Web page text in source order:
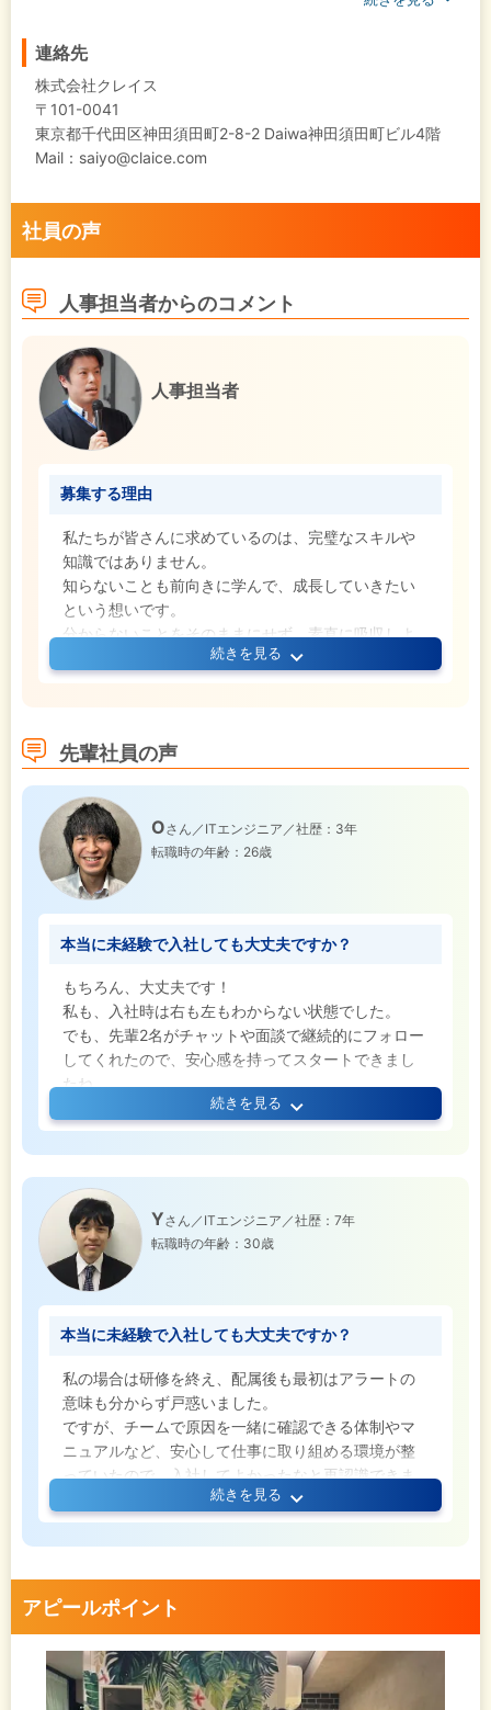
連絡先
株式会社クレイス
〒101-0041
東京都千代田区神田須田町2-8-2 Daiwa神田須田町ビル4階
Mail：saiyo@claice.com
社員の声
人事担当者からのコメント
人事担当者
募集する理由
私たちが皆さんに求めているのは、完璧なスキルや
知識ではありません。
知らないことも前向きに学んで、成長していきたい
という想いです。
分からないことをそのままにせず、素直に吸収しよ
うとする姿勢や、周囲と協力しながら物事に取り組
たいと考えている方は、ぜひお気軽にご応募くださ
続きを見る
先輩社員の声
Oさん／ITエンジニア／社歴：3年
転職時の年齢：26歳
本当に未経験で入社しても大丈夫ですか？
もちろん、大丈夫です！
私も、入社時は右も左もわからない状態でした。
でも、先輩2名がチャットや面談で継続的にフォロー
してくれたので、安心感を持ってスタートできまし
たね。
実際の業務で分からないこともすぐ相談でき、一人
で抱え込まずに成長できるのが魅力。
また、NTTグループのプロジェクトという安定性も
いいところです。
そして残業も月10時間以内と少なく、資格取得制度
もエンジニアスター制度など前向きに続けられる体
制が整っています。
続きを見る
Yさん／ITエンジニア／社歴：7年
転職時の年齢：30歳
本当に未経験で入社しても大丈夫ですか？
私の場合は研修を終え、配属後も最初はアラートの
意味も分からず戸惑いました。
ですが、チームで原因を一緒に確認できる体制やマ
ニュアルなど、安心して仕事に取り組める環境が整
っていたので、入社してよかったなと再認識できま
また、定期的に行われる懇親会では、先輩のキャリ
アを聞けて視野も広がります。
て掲げられるようになってきていると思います！
力。
私は自分の「☆」が増えるたびに、自分の成長を実
続きを見る
アピールポイント